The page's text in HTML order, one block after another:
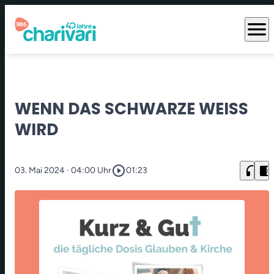
menu
WENN DAS SCHWARZE WEISS W
IRD
03. Mai 2024 · 04:00 Uhrplay_circle_outline01:23 headphones chrome_reader_mode